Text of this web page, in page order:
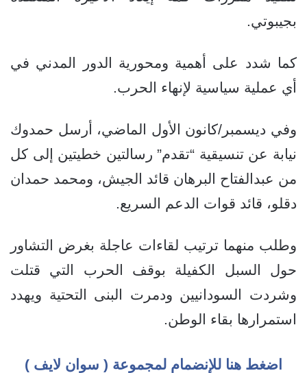
بجيبوتي.
كما شدد على أهمية ومحورية الدور المدني في
أي عملية سياسية لإنهاء الحرب.
وفي ديسمبر/كانون الأول الماضي، أرسل حمدوك
نيابة عن تنسيقية “تقدم” رسالتين خطيتين إلى كل
من عبدالفتاح البرهان قائد الجيش، ومحمد حمدان
دقلو، قائد قوات الدعم السريع.
وطلب منهما ترتيب لقاءات عاجلة بغرض التشاور
حول السبل الكفيلة بوقف الحرب التي قتلت
وشردت السودانيين ودمرت البنى التحتية ويهدد
استمرارها بقاء الوطن.
اضغط هنا للإنضمام لمجموعة ( سوان لايف )